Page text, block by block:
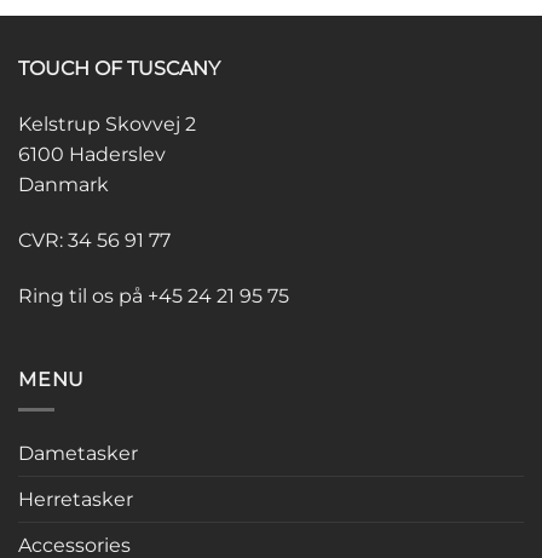
TOUCH OF TUSCANY
Kelstrup Skovvej 2
6100 Haderslev
Danmark
CVR: 34 56 91 77
Ring til os på +45 24 21 95 75
MENU
Dametasker
Herretasker
Accessories